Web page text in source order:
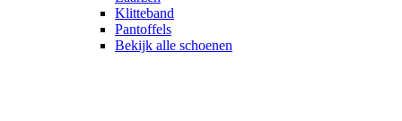
Klitteband
Pantoffels
Bekijk alle schoenen